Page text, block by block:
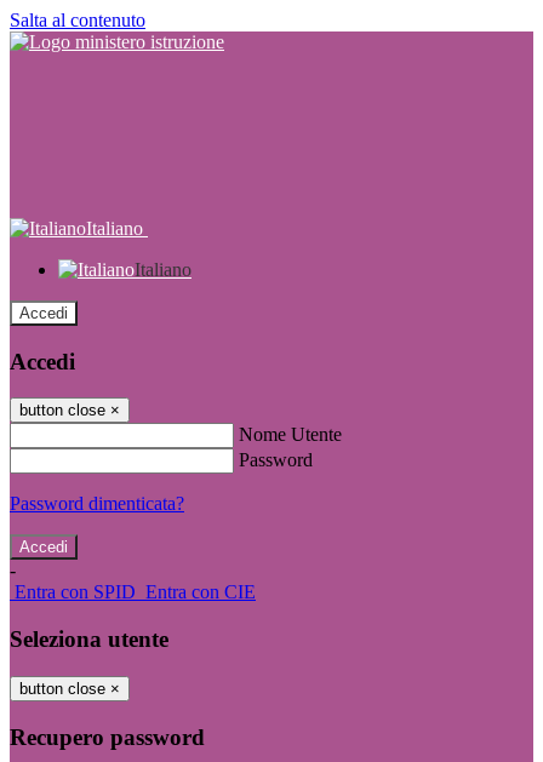
Salta al contenuto
Italiano
Italiano
Accedi
Accedi
button close ×
Nome Utente
Password
Password dimenticata?
-
Entra con SPID Entra con CIE
Seleziona utente
button close ×
Recupero password